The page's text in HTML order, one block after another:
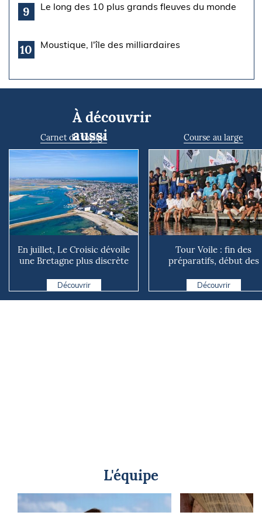
9 Le long des 10 plus grands fleuves du monde
10 Moustique, l'île des milliardaires
À découvrir
aussi
Carnet de voyage
En juillet, Le Croisic dévoile
une Bretagne plus discrète
Découvrir
Course au large
Tour Voile : fin des
préparatifs, début des
Découvrir
L'équipe